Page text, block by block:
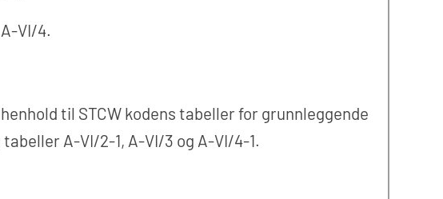
VI/4.
til STCW kodens tabeller for grunnleggende
A-VI/2-1, A-VI/3 og A-VI/4-1.